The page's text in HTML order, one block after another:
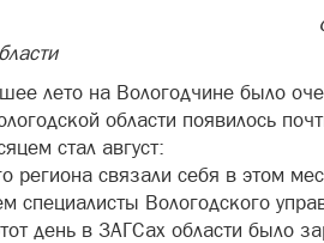
лето на Вологодчине было
области появилось
стал август:
региона связали себя в этом
специалисты Вологодского
день в ЗАГСах области было